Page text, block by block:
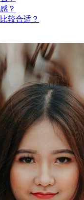
？
较合适？